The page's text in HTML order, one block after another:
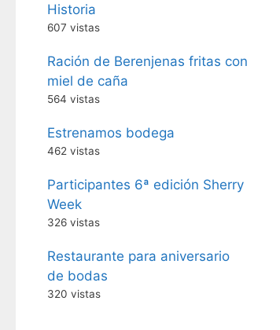
Historia
607 vistas
Ración de Berenjenas fritas con
miel de caña
564 vistas
Estrenamos bodega
462 vistas
Participantes 6ª edición Sherry
Week
326 vistas
Restaurante para aniversario
de bodas
320 vistas